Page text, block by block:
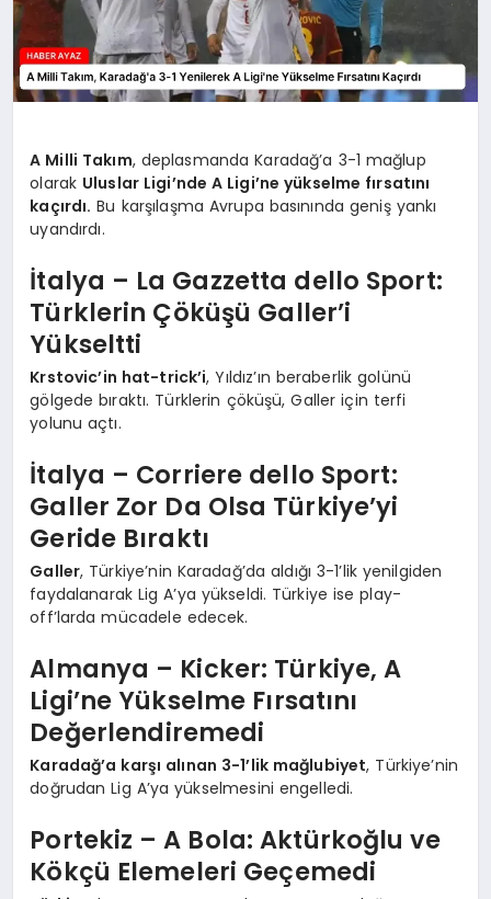
A Milli Takım, deplasmanda Karadağ’a 3-1 mağlup
olarak Uluslar Ligi’nde A Ligi’ne yükselme fırsatını
kaçırdı. Bu karşılaşma Avrupa basınında geniş yankı
uyandırdı.
İtalya – La Gazzetta dello Sport:
Türklerin Çöküşü Galler’i
Yükseltti
Krstovic’in hat-trick’i, Yıldız’ın beraberlik golünü
gölgede bıraktı. Türklerin çöküşü, Galler için terfi
yolunu açtı.
İtalya – Corriere dello Sport:
Galler Zor Da Olsa Türkiye’yi
Geride Bıraktı
Galler, Türkiye’nin Karadağ’da aldığı 3-1’lik yenilgiden
faydalanarak Lig A’ya yükseldi. Türkiye ise play-
off’larda mücadele edecek.
Almanya – Kicker: Türkiye, A
Ligi’ne Yükselme Fırsatını
Değerlendiremedi
Karadağ’a karşı alınan 3-1’lik mağlubiyet, Türkiye’nin
doğrudan Lig A’ya yükselmesini engelledi.
Portekiz – A Bola: Aktürkoğlu ve
Kökçü Elemeleri Geçemedi